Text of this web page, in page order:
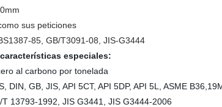
sus peticiones
85, GB/T3091-08, JIS-G3444
especiales:
al carbono por tonelada
DIN, GB, JIS, API 5CT, API 5DP, API 5L, ASME
13793-1992, JIS G3441, JIS G3444-2006